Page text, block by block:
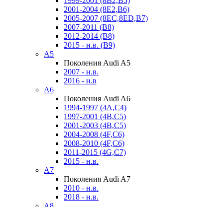
2001-2004 (8E2,B6)
2005-2007 (8EC,8ED,B7)
2007-2011 (B8)
2012-2014 (B8)
2015 - н.в. (B9)
A5
Поколения Audi A5
2007 - н.в.
2016 - н.в
A6
Поколения Audi A6
1994-1997 (4A,C4)
1997-2001 (4B,C5)
2001-2003 (4B,C5)
2004-2008 (4F,C6)
2008-2010 (4F,C6)
2011-2015 (4G,C7)
2015 - н.в.
A7
Поколения Audi A7
2010 - н.в.
2018 - н.в.